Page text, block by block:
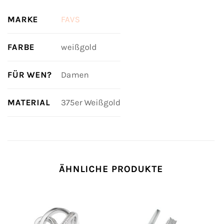
MARKE FAVS
FARBE weißgold
FÜR WEN? Damen
MATERIAL 375er Weißgold
ÄHNLICHE PRODUKTE